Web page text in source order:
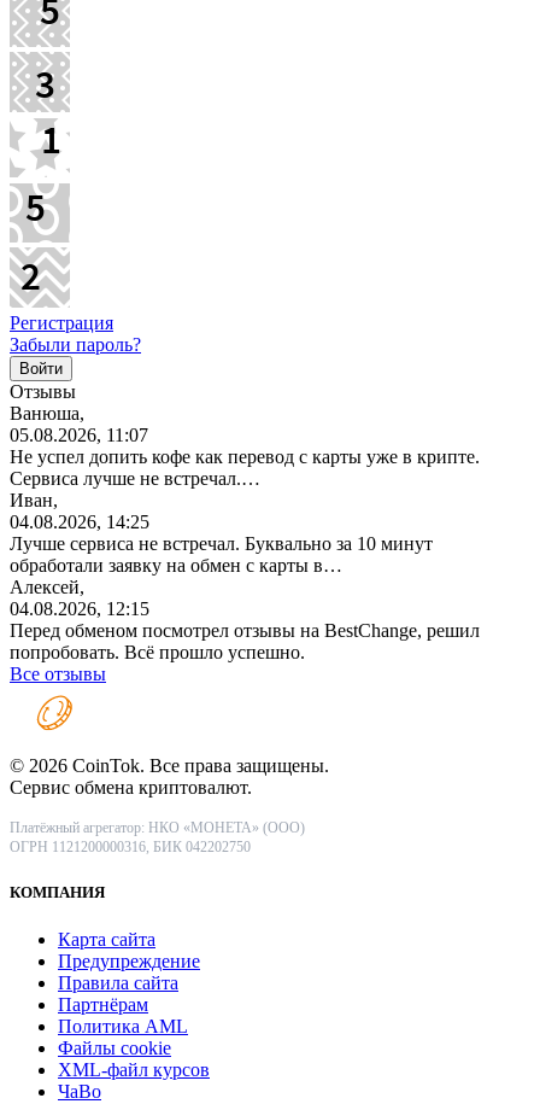
Регистрация
Забыли пароль?
Отзывы
Ванюша,
05.08.2026, 11:07
Не успел допить кофе как перевод с карты уже в крипте.
Сервиса лучше не встречал.…
Иван,
04.08.2026, 14:25
Лучше сервиса не встречал. Буквально за 10 минут
обработали заявку на обмен с карты в…
Алексей,
04.08.2026, 12:15
Перед обменом посмотрел отзывы на BestChange, решил
попробовать. Всё прошло успешно.
Все отзывы
© 2026 CoinTok. Все права защищены.
Сервис обмена криптовалют.
Платёжный агрегатор: НКО «МОНЕТА» (ООО)
ОГРН 1121200000316, БИК 042202750
КОМПАНИЯ
Карта сайта
Предупреждение
Правила сайта
Партнёрам
Политика AML
Файлы coоkie
XML-файл курсов
ЧаВо